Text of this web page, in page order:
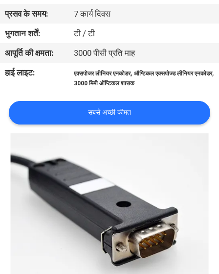
गुणवत्ता
नियंत्रण
हमसे
करें
मामले
साइटमैप
प्रसव के समय:
7 कार्य दिवस
भुगतान शर्तें:
टी / टी
आपूर्ति की क्षमता:
3000 पीसी प्रति माह
हाई लाइट:
एक्सपोजर लीनियर एनकोडर,ऑप्टिकल एक्सपोज्ड लीनियर एनकोडर,
3000 मिमी ऑप्टिकल शासक
सबसे अच्छी कीमत